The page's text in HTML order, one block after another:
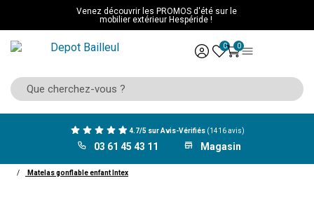
Venez découvrir les PROMOS d'été sur le
mobilier extérieur Hespéride !
0 0
4.7/5 sur Avis-Vérifiés (1416 avis)
03 61 45 43 11 Magasin
Matelas gonflable enfant Intex